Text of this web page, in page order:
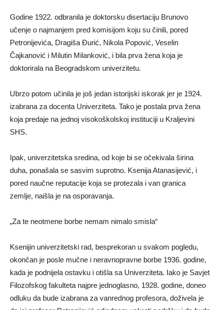
Godine 1922. odbranila je doktorsku disertaciju Brunovo
učenje o najmanjem pred komisijom koju su činili, pored
Petronijevića, Dragiša Đurić, Nikola Popović, Veselin
Čajkanović i Milutin Milanković, i bila prva žena koja je
doktorirala na Beogradskom univerzitetu.
Ubrzo potom učinila je još jedan istorijski iskorak jer je 1924.
izabrana za docenta Univerziteta. Tako je postala prva žena
koja predaje na jednoj visokoškolskoj instituciji u Kraljevini
SHS.
Ipak, univerzitetska sredina, od koje bi se očekivala širina
duha, ponašala se sasvim suprotno. Ksenija Atanasijević, i
pored naučne reputacije koja se protezala i van granica
zemlje, naišla je na osporavanja.
„Za te neotmene borbe nemam nimalo smisla“
Ksenijin univerzitetski rad, besprekoran u svakom pogledu,
okončan je posle mučne i neravnopravne borbe 1936. godine,
kada je podnijela ostavku i otišla sa Univerziteta. Iako je Savjet
Filozofskog fakulteta najpre jednoglasno, 1928. godine, doneo
odluku da bude izabrana za vanrednog profesora, doživela je